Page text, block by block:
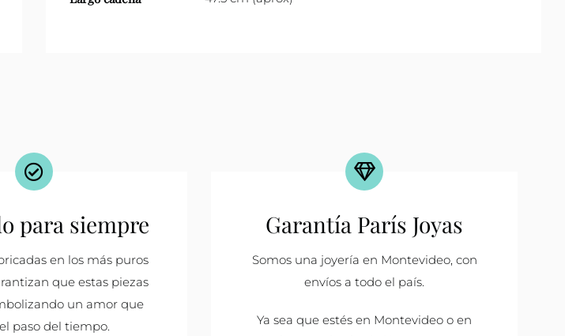
para siempre
en los más puros
que estas piezas
un amor que
paso del tiempo.
Garantía París Joyas
Somos una joyería en Montevideo, con
envíos a todo el país.
Ya sea que estés en Montevideo o en